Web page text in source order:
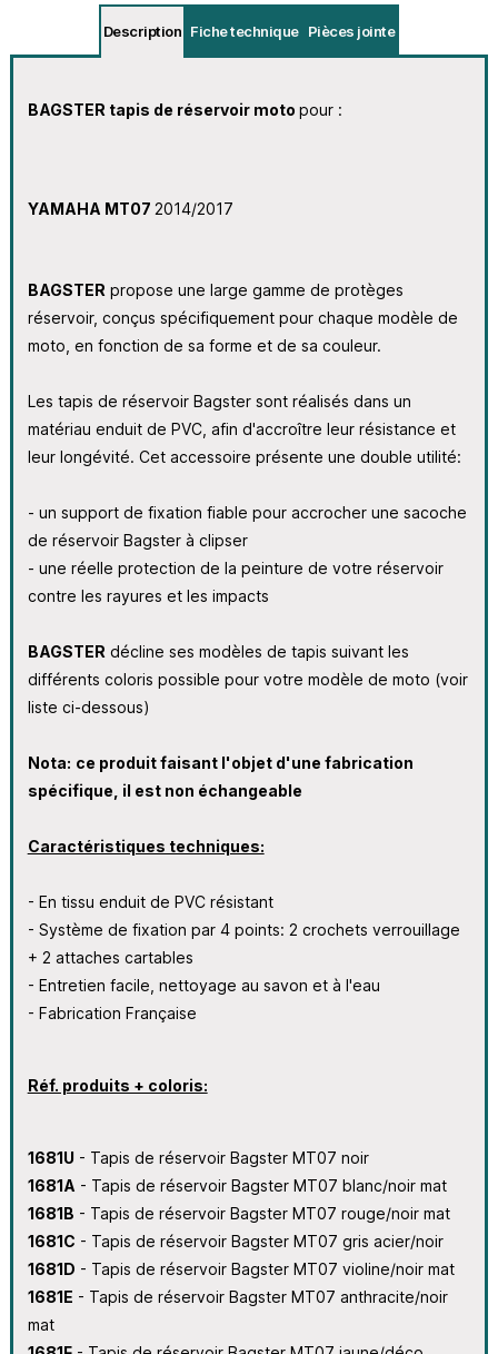
Description Fiche technique Pièces jointe
BAGSTER tapis de réservoir moto pour :
YAMAHA MT07 2014/2017
BAGSTER propose une large gamme de protèges
réservoir, conçus spécifiquement pour chaque modèle de
moto, en fonction de sa forme et de sa couleur.
Les tapis de réservoir Bagster sont réalisés dans un
matériau enduit de PVC, afin d'accroître leur résistance et
leur longévité. Cet accessoire présente une double utilité:
- un support de fixation fiable pour accrocher une sacoche
de réservoir Bagster à clipser
- une réelle protection de la peinture de votre réservoir
contre les rayures et les impacts
BAGSTER décline ses modèles de tapis suivant les
différents coloris possible pour votre modèle de moto (voir
liste ci-dessous)
Nota: ce produit faisant l'objet d'une fabrication
spécifique, il est non échangeable
Caractéristiques techniques:
- En tissu enduit de PVC résistant
- Système de fixation par 4 points: 2 crochets verrouillage
+ 2 attaches cartables
- Entretien facile, nettoyage au savon et à l'eau
- Fabrication Française
Réf. produits + coloris:
1681U - Tapis de réservoir Bagster MT07 noir
1681A - Tapis de réservoir Bagster MT07 blanc/noir mat
1681B - Tapis de réservoir Bagster MT07 rouge/noir mat
1681C - Tapis de réservoir Bagster MT07 gris acier/noir
1681D - Tapis de réservoir Bagster MT07 violine/noir mat
1681E - Tapis de réservoir Bagster MT07 anthracite/noir
mat